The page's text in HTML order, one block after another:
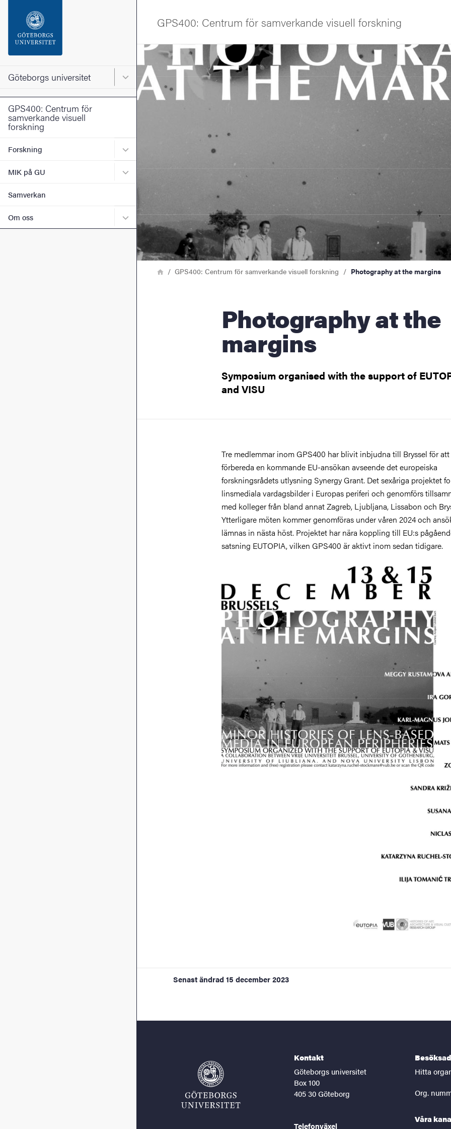
Sidfoten
Om webbplatsen
Göteborgs universitet Huvudmeny för Göteborgs universitet
GPS400: Centrum för
samverkande visuell
forskning
Forskning Undermeny för Forskning
MIK på GU Undermeny för MIK på GU
Samverkan
Om oss Undermeny för Om oss
GPS400: Centrum för samverkande visuell forskning
Bild
LänkstigHemGPS400: Centrum för samverkande visuell forskning Photography at the margins
Photography at the
margins
Symposium organised with the support of
and VISU
Tre medlemmar inom GPS400 har blivit inbjudna till Bryssel för att
förbereda en kommande EU-ansökan avseende det europeiska
forskningsrådets utlysning Synergy Grant. Det sexåriga projektet
linsmediala vardagsbilder i Europas periferi och genomförs
med kolleger från bland annat Zagreb, Ljubljana, Lissabon och
Ytterligare möten kommer genomföras under våren 2024 och
lämnas in nästa höst. Projektet har nära koppling till EU:s
satsning EUTOPIA, vilken GPS400 är aktivt inom sedan tidigare.
Senast ändrad 15 december 2023
Kontakt
Göteborgs universitet
Box 100
405 30 Göteborg
Telefonväxel
Hitta
Org.
Våra